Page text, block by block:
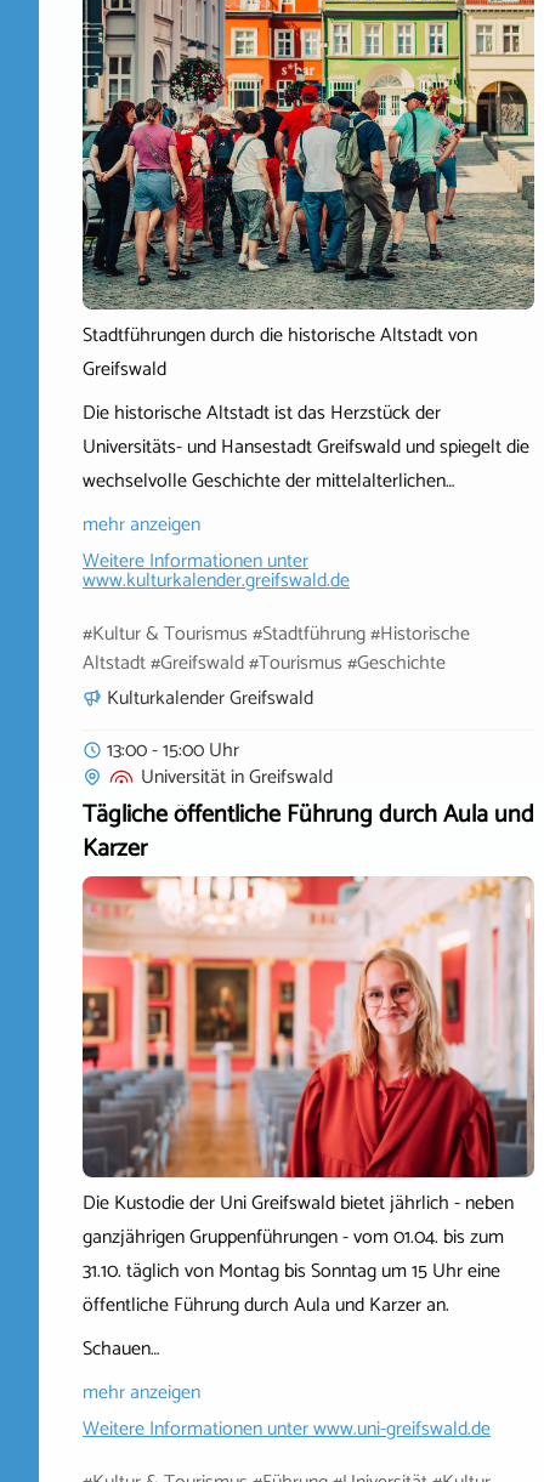
Stadtführungen durch die historische Altstadt von
Greifswald
Die historische Altstadt ist das Herzstück der
Universitäts- und Hansestadt Greifswald und spiegelt die
wechselvolle Geschichte der mittelalterlichen…
mehr anzeigen
Weitere Informationen unter
www.kulturkalender.greifswald.de
#Kultur & Tourismus #Stadtführung #Historische
Altstadt #Greifswald #Tourismus #Geschichte
Kulturkalender Greifswald
13:00 - 15:00 Uhr
UniversitätinGreifswald
Tägliche öffentliche Führung durch Aula und
Karzer
Die Kustodie der Uni Greifswald bietet jährlich - neben
ganzjährigen Gruppenführungen - vom 01.04. bis zum
31.10. täglich von Montag bis Sonntag um 15 Uhr eine
öffentliche Führung durch Aula und Karzer an.
Schauen…
mehr anzeigen
Weitere Informationen unterwww.uni-greifswald.de